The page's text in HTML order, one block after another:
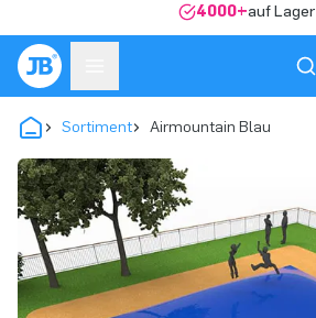
4000+auf Lager
Sortiment Airmountain Blau